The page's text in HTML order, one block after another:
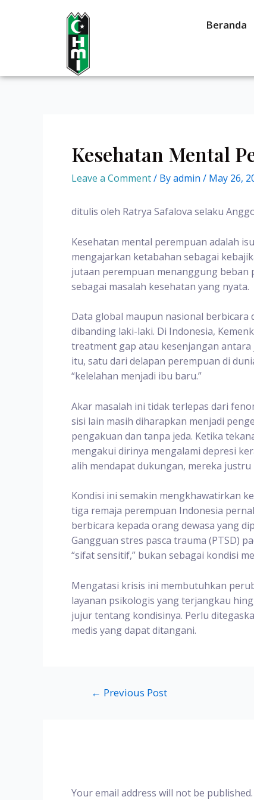
Beranda
Kesehatan Mental
Leave a Comment/ Byadmin / May 26,
ditulis oleh Ratrya Safalova selaku
Kesehatan mental perempuan adalah
mengajarkan ketabahan sebagai
jutaan perempuan menanggung
sebagai masalah kesehatan yang nyata.
Data global maupun nasional berbicara
dibanding laki-laki. Di Indonesia,
treatment gap atau kesenjangan antara
itu, satu dari delapan perempuan di
“kelelahan menjadi ibu baru.”
Akar masalah ini tidak terlepas dari
sisi lain masih diharapkan menjadi
pengakuan dan tanpa jeda. Ketika
mengakui dirinya mengalami depresi
alih mendapat dukungan, mereka
Kondisi ini semakin mengkhawatirkan
tiga remaja perempuan Indonesia
berbicara kepada orang dewasa yang
Gangguan stres pasca trauma (PTSD)
“sifat sensitif,” bukan sebagai kondisi
Mengatasi krisis ini membutuhkan
layanan psikologis yang terjangkau
jujur tentang kondisinya. Perlu
medis yang dapat ditangani.
← Previous Post
Your email address will not be published.